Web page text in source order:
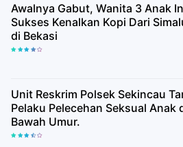
Awalnya Gabut, Wanita 3 Anak
Sukses Kenalkan Kopi Dari
di Bekasi
Unit Reskrim Polsek Sekincau
Pelaku Pelecehan Seksual Anak
Bawah Umur.